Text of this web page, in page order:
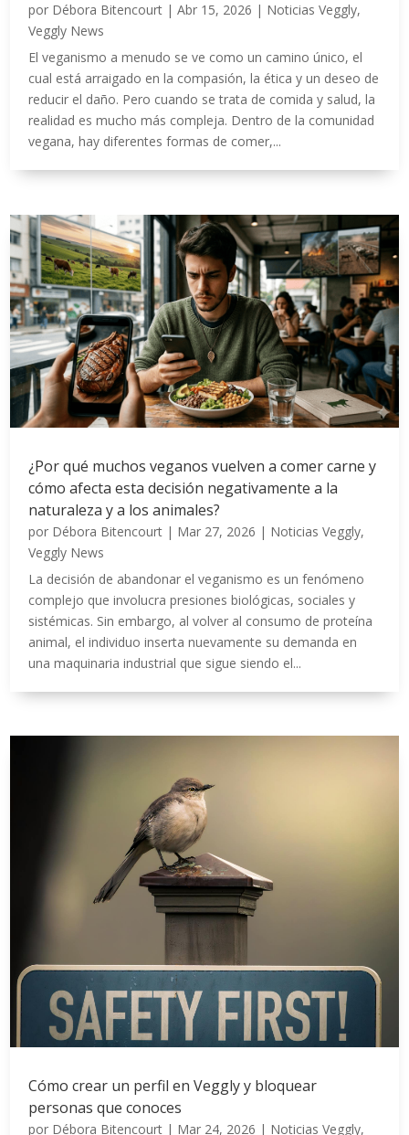
por Débora Bitencourt |Abr 15, 2026 | Noticias Veggly,
Veggly News
El veganismo a menudo se ve como un camino único, el
cual está arraigado en la compasión, la ética y un deseo de
reducir el daño. Pero cuando se trata de comida y salud, la
realidad es mucho más compleja. Dentro de la comunidad
vegana, hay diferentes formas de comer,...
¿Por qué muchos veganos vuelven a comer carne y
cómo afecta esta decisión negativamente a la
naturaleza y a los animales?
por Débora Bitencourt | Mar 27, 2026 | Noticias Veggly,
Veggly News
La decisión de abandonar el veganismo es un fenómeno
complejo que involucra presiones biológicas, sociales y
sistémicas. Sin embargo, al volver al consumo de proteína
animal, el individuo inserta nuevamente su demanda en
una maquinaria industrial que sigue siendo el...
Cómo crear un perfil en Veggly y bloquear
personas que conoces
por Débora Bitencourt | Mar 24, 2026 | Noticias Veggly,